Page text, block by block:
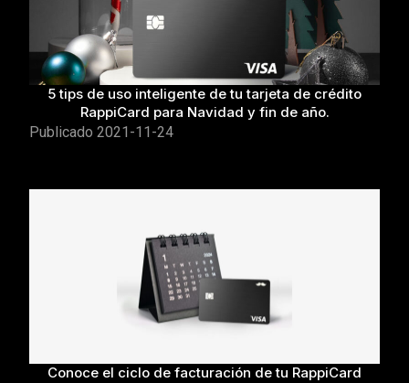
5 tips de uso inteligente de tu tarjeta de crédito
RappiCard para Navidad y fin de año.
Publicado 2021-11-24
Conoce el ciclo de facturación de tu RappiCard